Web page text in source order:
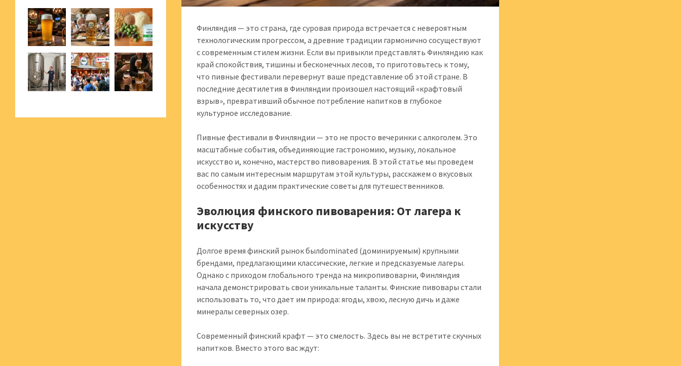
Финляндия — это страна, где суровая природа встречается с невероятным
технологическим прогрессом, а древние традиции гармонично сосуществуют
с современным стилем жизни. Если вы привыкли представлять Финляндию как
край спокойствия, тишины и бесконечных лесов, то приготовьтесь к тому,
что пивные фестивали перевернут ваше представление об этой стране. В
последние десятилетия в Финляндии произошел настоящий «крафтовый
взрыв», превративший обычное потребление напитков в глубокое
культурное исследование.
Пивные фестивали в Финляндии — это не просто вечеринки с алкоголем. Это
масштабные события, объединяющие гастрономию, музыку, локальное
искусство и, конечно, мастерство пивоварения. В этой статье мы проведем
вас по самым интересным маршрутам этой культуры, расскажем о вкусовых
особенностях и дадим практические советы для путешественников.
Эволюция финского пивоварения: От лагера к
искусству
Долгое время финский рынок былdominated (доминируемым) крупными
брендами, предлагающими классические, легкие и предсказуемые лагеры.
Однако с приходом глобального тренда на микропивоварни, Финляндия
начала демонстрировать свои уникальные таланты. Финские пивовары стали
использовать то, что дает им природа: ягоды, хвою, лесную дичь и даже
минералы северных озер.
Современный финский крафт — это смелость. Здесь вы не встретите скучных
напитков. Вместо этого вас ждут: